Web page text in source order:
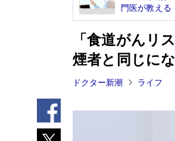
門医が教える
「食道がんリ
煙者と同じに
ドクター新潮 ライフ